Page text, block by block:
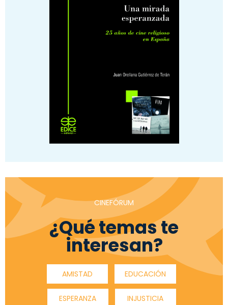
CINEFÓRUM
¿Qué temas te
interesan?
AMISTAD EDUCACIÓN
ESPERANZA INJUSTICIA